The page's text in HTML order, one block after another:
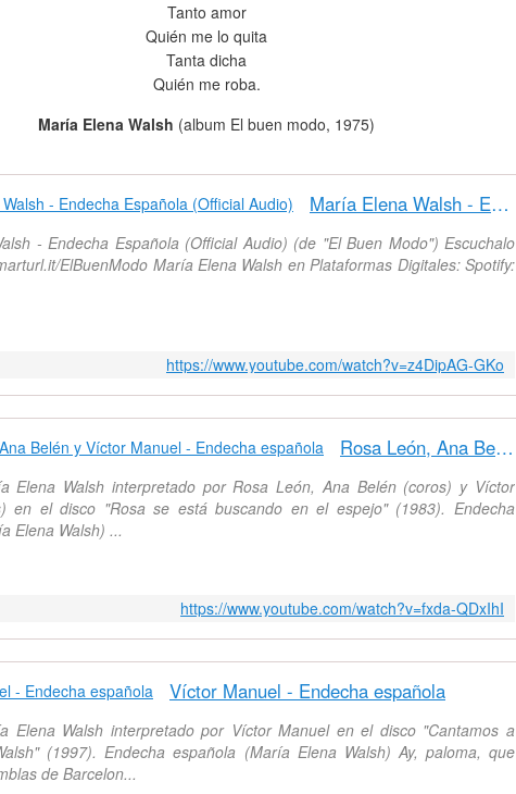
Tanto amor
Quién me lo quita
Tanta dicha
Quién me roba.
María Elena Walsh (album El buen modo, 1975)
María Elena Walsh - Endecha Española (Official Audio)
- Endecha Española (Official Audio) (de "El Buen Modo") Escuchalo
ElBuenModo María Elena Walsh en Plataformas Digitales: Spotify:
https://www.youtube.com/watch?v=z4DipAG-GKo
Rosa León, Ana Belén y Víctor Manuel - Endecha española
Elena Walsh interpretado por Rosa León, Ana Belén (coros) y Víctor
en el disco "Rosa se está buscando en el espejo" (1983). Endecha
Elena Walsh) ...
https://www.youtube.com/watch?v=fxda-QDxIhI
Víctor Manuel - Endecha española
Elena Walsh interpretado por Víctor Manuel en el disco "Cantamos a
(1997). Endecha española (María Elena Walsh) Ay, paloma, que
de Barcelon...